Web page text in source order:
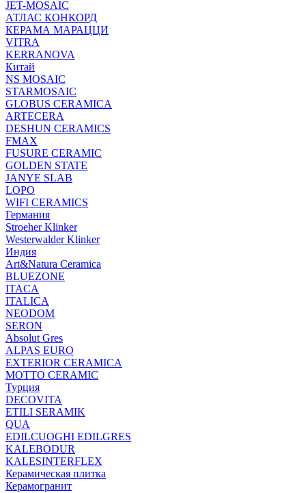
JET-MOSAIC
АТЛАС КОНКОРД
КЕРАМА МАРАЦЦИ
VITRA
KERRANOVA
Китай
NS MOSAIC
STARMOSAIC
GLOBUS CERAMICA
ARTECERA
DESHUN CERAMICS
FMAX
FUSURE CERAMIC
GOLDEN STATE
JANYE SLAB
LOPO
WIFI CERAMICS
Германия
Stroeher Klinker
Westerwalder Klinker
Индия
Art&Natura Ceramica
BLUEZONE
ITACA
ITALICA
NEODOM
SERON
Absolut Gres
ALPAS EURO
EXTERIOR CERAMICA
MOTTO CERAMIC
Турция
DECOVITA
ETILI SERAMIK
QUA
EDILCUOGHI EDILGRES
KALEBODUR
KALESINTERFLEX
Керамическая плитка
Керамогранит